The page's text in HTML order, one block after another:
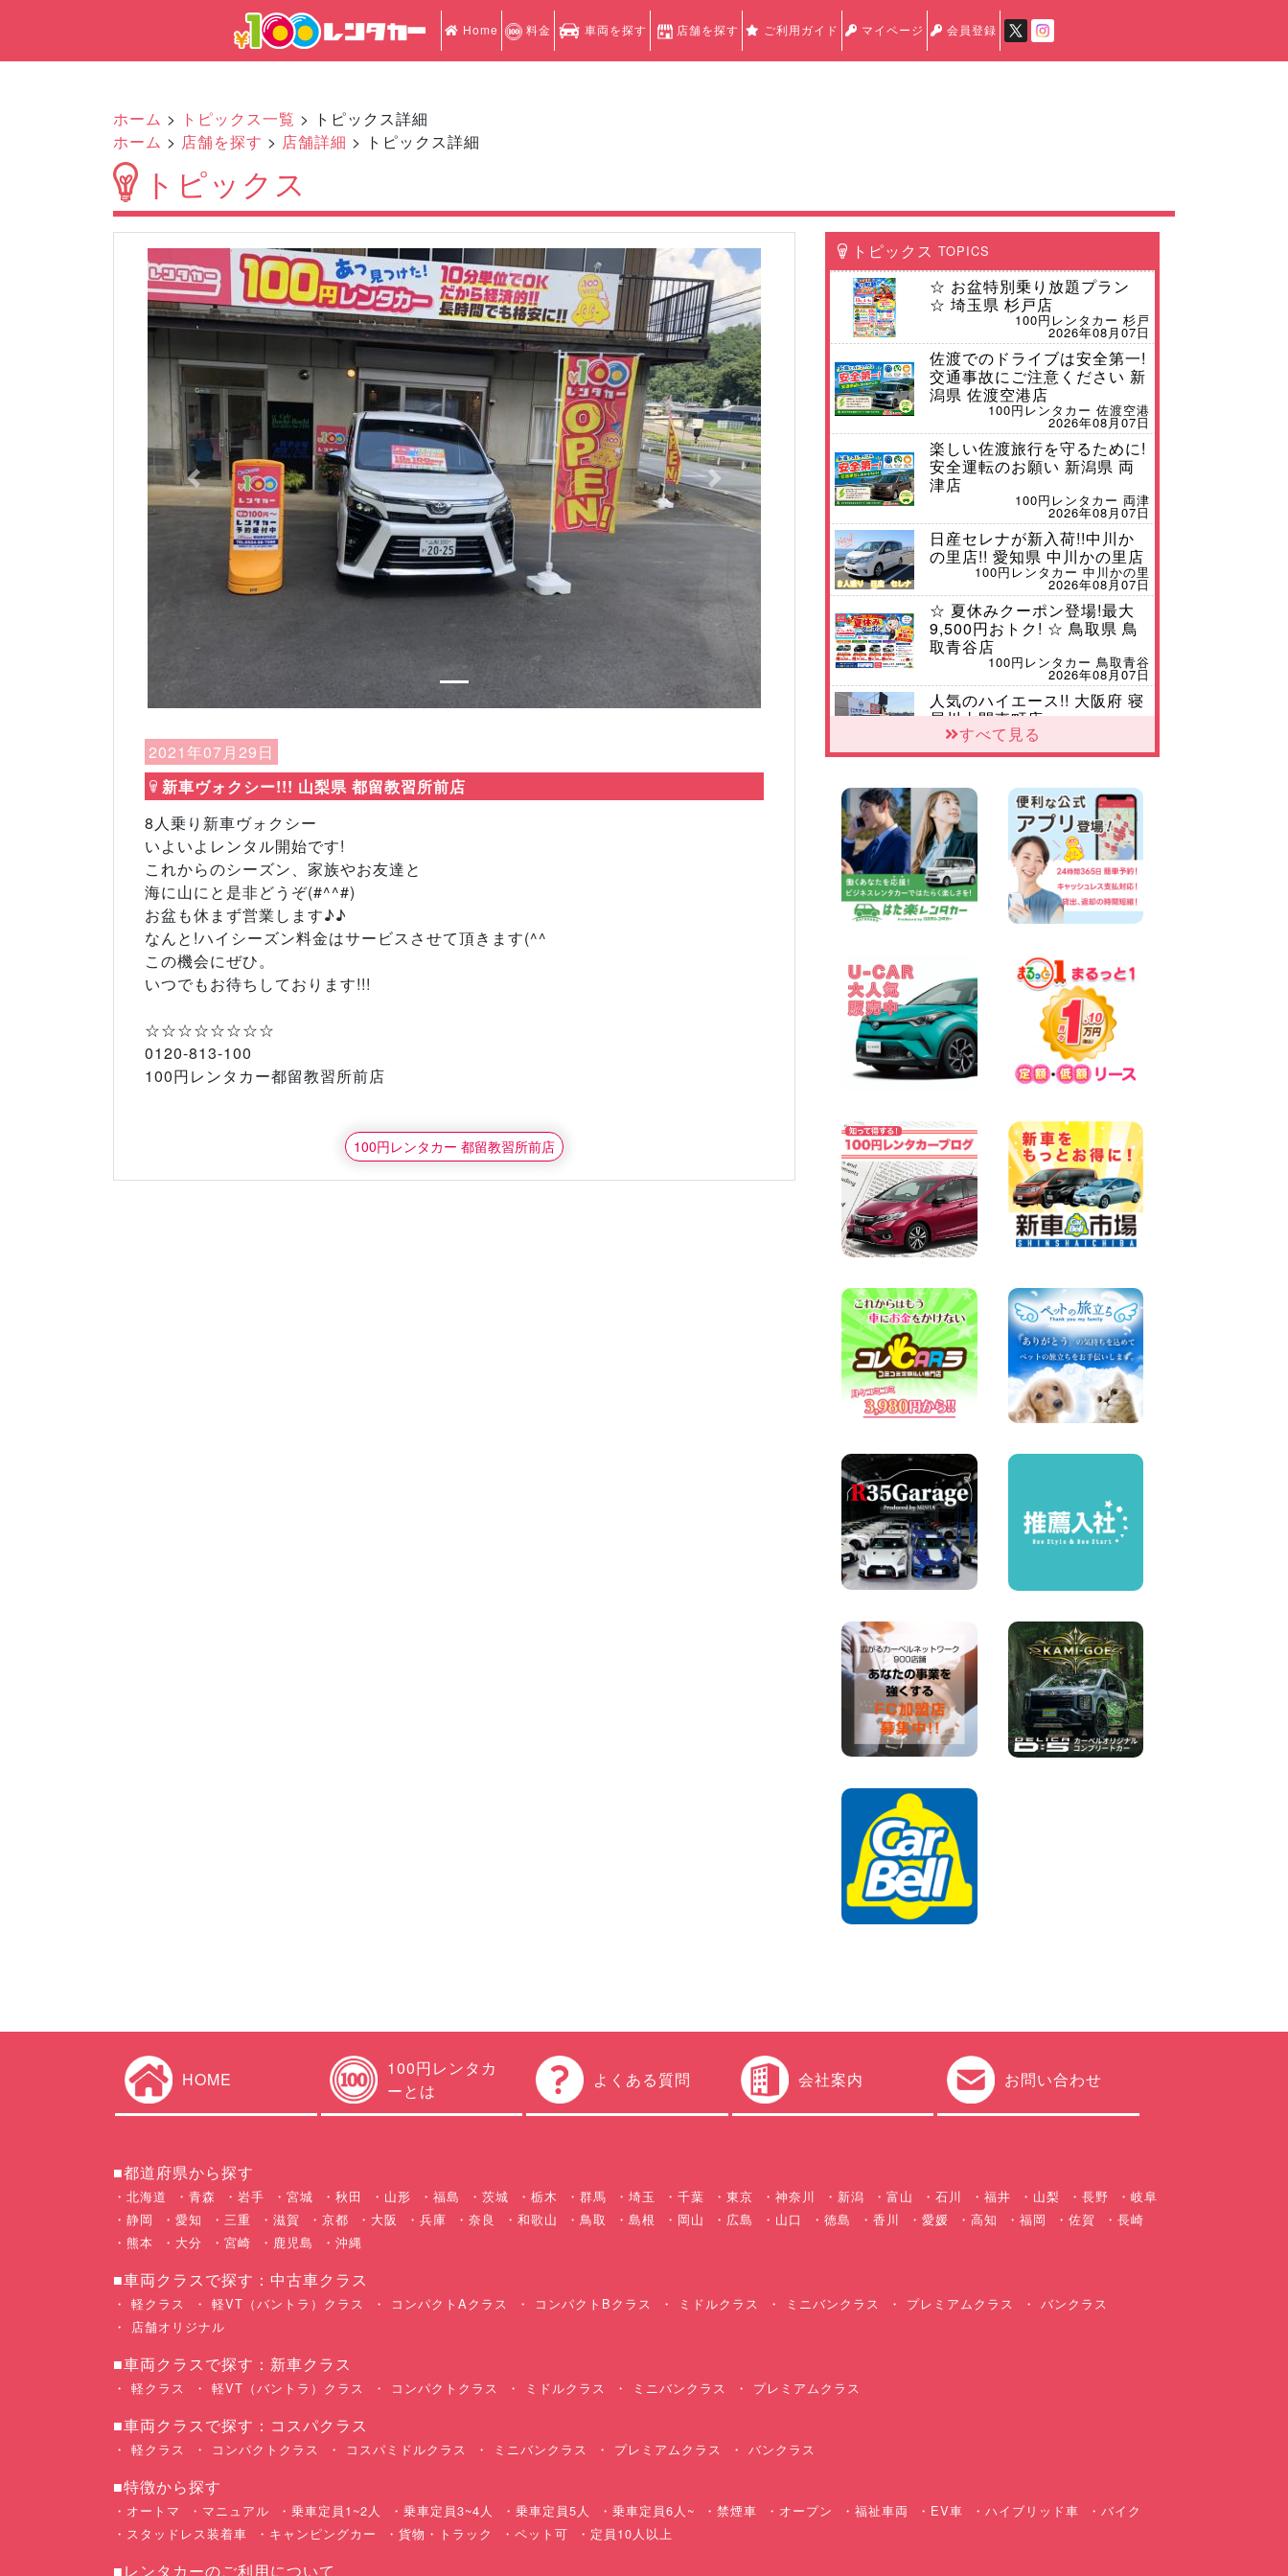
Home 料金 車両を探す 店舗を探す ご利用ガイド マイページ 会員登録
ホーム > トピックス一覧 > トピックス詳細
ホーム > 店舗を探す > 店舗詳細 > トピックス詳細
トピックス
Previous Next
2021年07月29日
新車ヴォクシー!!! 山梨県 都留教習所前店
8人乗り新車ヴォクシー
いよいよレンタル開始です!
これからのシーズン、家族やお友達と
海に山にと是非どうぞ(#^^#)
お盆も休まず営業します♪♪
なんと!ハイシーズン料金はサービスさせて頂きます(^^ゞ
この機会にぜひ。
いつでもお待ちしております!!!
☆☆☆☆☆☆☆☆
0120-813-100
100円レンタカー都留教習所前店
100円レンタカー 都留教習所前店
トピックス TOPICS
☆ お盆特別乗り放題プラン
☆ 埼玉県 杉戸店
100円レンタカー 杉戸
2026年08月07日
佐渡でのドライブは安全第一!
交通事故にご注意ください 新
潟県 佐渡空港店
100円レンタカー 佐渡空港
2026年08月07日
楽しい佐渡旅行を守るために!
安全運転のお願い 新潟県 両
津店
100円レンタカー 両津
2026年08月07日
日産セレナが新入荷!!中川か
の里店!! 愛知県 中川かの里店
100円レンタカー 中川かの里
2026年08月07日
☆ 夏休みクーポン登場!最大
9,500円おトク! ☆ 鳥取県 鳥
取青谷店
100円レンタカー 鳥取青谷
2026年08月07日
人気のハイエース!! 大阪府 寝
屋川太間東町店
100円レンタカー 寝屋川太間東町
県 四日市インター店
100円レンタカー 四日市インター
2026年08月07日
夏季休暇のお知らせ 東京都
墨田両国店
100円レンタカー 墨田両国
2026年08月07日
三河安城店 8月後半のレンタ
ーご予約受付中です! 愛知県
100円レンタカー 三河安城
2026年08月07日
お盆シーズン空きあり!!100円
レンタカー兵庫駅前店OPEN!!
兵庫県 兵庫駅前店
100円レンタカー 兵庫駅前
2026年08月07日
墨田文花店
100円レンタカー 墨田文花
2026年08月07日
8月 お盆休みのお知らせ 広島
県 ベイシティ宇品店
100円レンタカー ベイシティ宇品
2026年08月07日
横浜弥生台店限定!!夏季特別
奈川県 横浜弥生台店
100円レンタカー 横浜弥生台
2026年08月07日
お盆も休まず営業します! 神
奈川県 横浜旭南本宿町店
100円レンタカー 横浜旭南本宿町
2026年08月07日
お引越しに便利で最適!(禁煙
100円レンタカー 坂出川津
2026年08月07日
【カーシェアのレンタカーが
2台になりました!】 岐阜県 各
務原那加店
100円レンタカー 各務原那加
空き有ります!!コンパクト
多数!!関東圏必見♪ 東京都 町
100円レンタカー 町田根岸
2026年08月06日
体調崩してませんか?? 兵庫県
加古川店
100円レンタカー 加古川
2026年08月06日
ハイエースワゴンGL!!クルー
る〜!! 福島県 福島笹木野店
※※超格安日額5,800円※※荷物
運びに最適の軽バンのレンタ
カー!! 出雲ドーム前店 島根県
出雲ドーム前店
100円レンタカー 出雲ドーム前
すべて見る
HOME
100円レンタカ
ーとは
よくある質問 会社案内 お問い合わせ
■都道府県から探す
北海道 青森 岩手 宮城 秋田 山形 福島 茨城 栃木 群馬 埼玉 千葉 東京 神奈川 新潟 富山 石川 福井 山梨 長野
岐阜
静岡
愛知 三重 滋賀 京都 大阪 兵庫 奈良 和歌山 鳥取 島根 岡山 広島 山口 徳島 香川 愛媛 高知 福岡 佐賀
長崎
熊本
大分 宮崎 鹿児島 沖縄
■車両クラスで探す：中古車クラス
軽クラス 軽VT（バントラ）クラス コンパクトAクラス コンパクトBクラス ミドルクラス ミニバンクラス プレミアムクラス
バンクラス
店舗オリジナル
■車両クラスで探す：新車クラス
軽クラス 軽VT（バントラ）クラス コンパクトクラス ミドルクラス ミニバンクラス プレミアムクラス
■車両クラスで探す：コスパクラス
軽クラス コンパクトクラス コスパミドルクラス ミニバンクラス プレミアムクラス バンクラス
■特徴から探す
オートマ マニュアル 乗車定員1~2人 乗車定員3~4人 乗車定員5人 乗車定員6人~ 禁煙車 オープン 福祉車両 EV車 ハイブリッド車
バイク
スタッドレス装着車
キャンピングカー 貨物・トラック ペット可 定員10人以上
■レンタカーのご利用について